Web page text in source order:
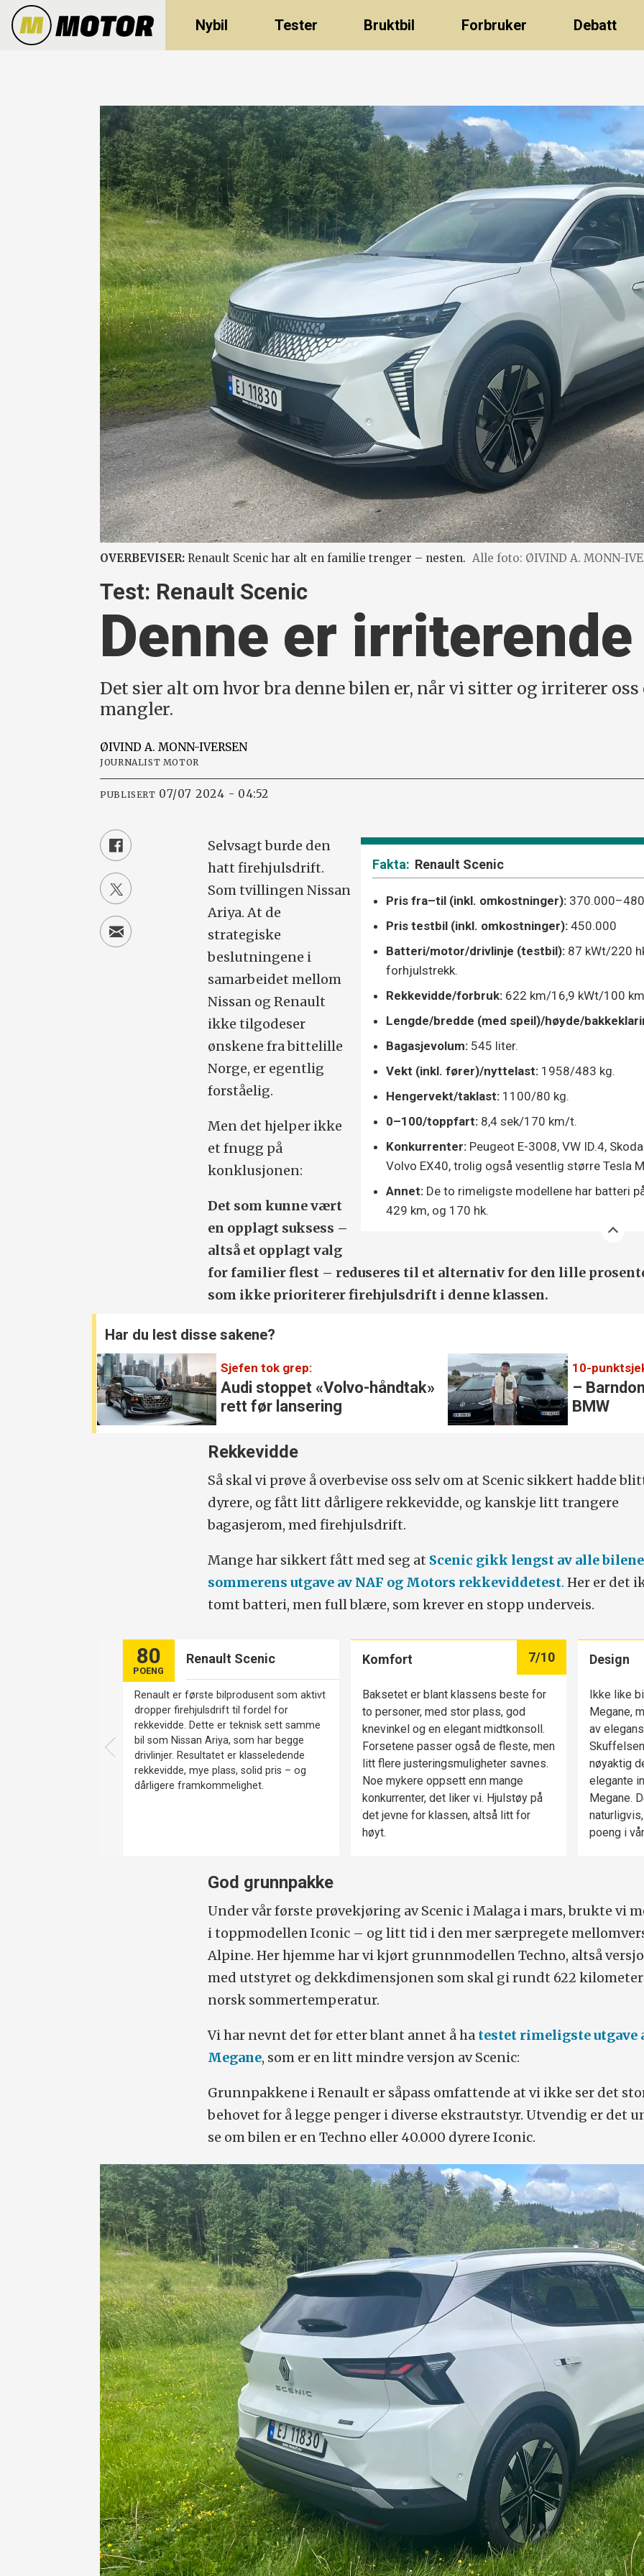
Nybil Tester Bruktbil Forbruker Debatt
OVERBEVISER: Renault Scenic har alt en familie trenger – nesten. Alle foto: ØIVIND A. MONN-
Test: Renault Scenic
Denne er
Det sier alt om hvor bra denne bilen er, når vi sitter og irriterer oss
mangler.
ØIVIND A. MONN-IVERSEN
JOURNALIST MOTOR
PUBLISERT 07/07 2024 - 04:52
Renault Scenic
Pris fra–til (inkl. omkostninger):
Pris testbil (inkl. omkostninger): 450.000
Batteri/motor/drivlinje (testbil): 87 kWt/220
forhjulstrekk.
Rekkevidde/forbruk: 622 km/16,9 kWt/100
Lengde/bredde (med speil)/høyde/
Bagasjevolum: 545 liter.
Vekt (inkl. fører)/nyttelast: 1958/483 kg.
Hengervekt/taklast: 1100/80 kg.
0–100/toppfart: 8,4 sek/170 km/t.
Konkurrenter: Peugeot E-3008, VW ID.4,
Volvo EX40, trolig også vesentlig større Tesla
Annet: De to rimeligste modellene har batteri
429 km, og 170 hk.
Selvsagt burde den
hatt firehjulsdrift.
Som tvillingen Nissan
Ariya. At de
strategiske
beslutningene i
samarbeidet mellom
Nissan og Renault
ikke tilgodeser
ønskene fra bittelille
Norge, er egentlig
forståelig.
Men det hjelper ikke
et fnugg på
konklusjonen:
Det som kunne vært
en opplagt suksess –
altså et opplagt valg
for familier flest – reduseres til et alternativ for den lille
som ikke prioriterer firehjulsdrift i denne klassen.
Har du lest disse sakene?
Sjefen tok grep:
Audi stoppet «Volvo-håndtak»
rett før lansering
–
BMW
Rekkevidde
Så skal vi prøve å overbevise oss selv om at Scenic sikkert hadde
dyrere, og fått litt dårligere rekkevidde, og kanskje litt trangere
bagasjerom, med firehjulsdrift.
Mange har sikkert fått med seg at Scenic gikk lengst av alle
sommerens utgave av NAF og Motors rekkeviddetest.Her er det
tomt batteri, men full blære, som krever en stopp underveis.
Renault Scenic
80
POENG
Renault er første bilprodusent som aktivt
dropper firehjulsdrift til fordel for
rekkevidde. Dette er teknisk sett samme
bil som Nissan Ariya, som har begge
drivlinjer. Resultatet er klasseledende
rekkevidde, mye plass, solid pris – og
dårligere framkommelighet.
Komfort 7/10
Baksetet er blant klassens beste for
to personer, med stor plass, god
knevinkel og en elegant midtkonsoll.
Forsetene passer også de fleste, men
litt flere justeringsmuligheter savnes.
Noe mykere oppsett enn mange
konkurrenter, det liker vi. Hjulstøy på
det jevne for klassen, altså litt for
høyt.
Design
Ikke like
Megane,
av
nøyaktig
elegante
Megane.
poeng i
God grunnpakke
Under vår første prøvekjøring av Scenic i Malaga i mars, brukte vi
i toppmodellen Iconic – og litt tid i den mer særpregete
Alpine. Her hjemme har vi kjørt grunnmodellen Techno, altså
med utstyret og dekkdimensjonen som skal gi rundt 622
norsk sommertemperatur.
Vi har nevnt det før etter blant annet å ha testet rimeligste utgave
Megane, som er en litt mindre versjon av Scenic:
Grunnpakkene i Renault er såpass omfattende at vi ikke ser det
behovet for å legge penger i diverse ekstrautstyr. Utvendig er det
se om bilen er en Techno eller 40.000 dyrere Iconic.